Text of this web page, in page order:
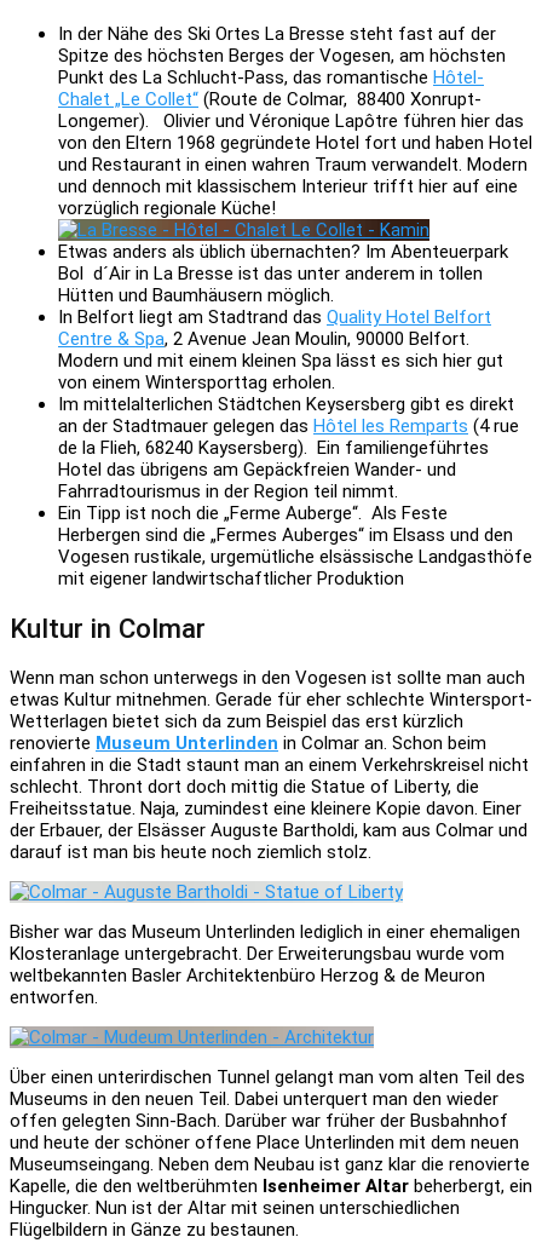
In der Nähe des Ski Ortes La Bresse steht fast auf der
Spitze des höchsten Berges der Vogesen, am höchsten
Punkt des La Schlucht-Pass, das romantische Hôtel-
Chalet „Le Collet“ (Route de Colmar, 88400 Xonrupt-
Longemer). Olivier und Véronique Lapôtre führen hier das
von den Eltern 1968 gegründete Hotel fort und haben Hotel
und Restaurant in einen wahren Traum verwandelt. Modern
und dennoch mit klassischem Interieur trifft hier auf eine
vorzüglich regionale Küche!
Etwas anders als üblich übernachten? Im Abenteuerpark
Bol d´Air in La Bresse ist das unter anderem in tollen
Hütten und Baumhäusern möglich.
In Belfort liegt am Stadtrand das Quality Hotel Belfort
Centre & Spa, 2 Avenue Jean Moulin, 90000 Belfort.
Modern und mit einem kleinen Spa lässt es sich hier gut
von einem Wintersporttag erholen.
Im mittelalterlichen Städtchen Keysersberg gibt es direkt
an der Stadtmauer gelegen das Hôtel les Remparts (4 rue
de la Flieh, 68240 Kaysersberg). Ein familiengeführtes
Hotel das übrigens am Gepäckfreien Wander- und
Fahrradtourismus in der Region teil nimmt.
Ein Tipp ist noch die „Ferme Auberge“. Als Feste
Herbergen sind die „Fermes Auberges“ im Elsass und den
Vogesen rustikale, urgemütliche elsässische Landgasthöfe
mit eigener landwirtschaftlicher Produktion
Kultur in Colmar
Wenn man schon unterwegs in den Vogesen ist sollte man auch
etwas Kultur mitnehmen. Gerade für eher schlechte Wintersport-
Wetterlagen bietet sich da zum Beispiel das erst kürzlich
renovierte Museum Unterlinden in Colmar an. Schon beim
einfahren in die Stadt staunt man an einem Verkehrskreisel nicht
schlecht. Thront dort doch mittig die Statue of Liberty, die
Freiheitsstatue. Naja, zumindest eine kleinere Kopie davon. Einer
der Erbauer, der Elsässer Auguste Bartholdi, kam aus Colmar und
darauf ist man bis heute noch ziemlich stolz.
Bisher war das Museum Unterlinden lediglich in einer ehemaligen
Klosteranlage untergebracht. Der Erweiterungsbau wurde vom
weltbekannten Basler Architektenbüro Herzog & de Meuron
entworfen.
Über einen unterirdischen Tunnel gelangt man vom alten Teil des
Museums in den neuen Teil. Dabei unterquert man den wieder
offen gelegten Sinn-Bach. Darüber war früher der Busbahnhof
und heute der schöner offene Place Unterlinden mit dem neuen
Museumseingang. Neben dem Neubau ist ganz klar die renovierte
Kapelle, die den weltberühmten Isenheimer Altar beherbergt, ein
Hingucker. Nun ist der Altar mit seinen unterschiedlichen
Flügelbildern in Gänze zu bestaunen.